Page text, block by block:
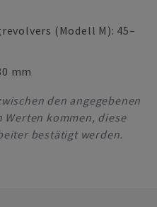
(Modell M): 45–
mm
den angegebenen
kommen, diese
bestätigt werden.